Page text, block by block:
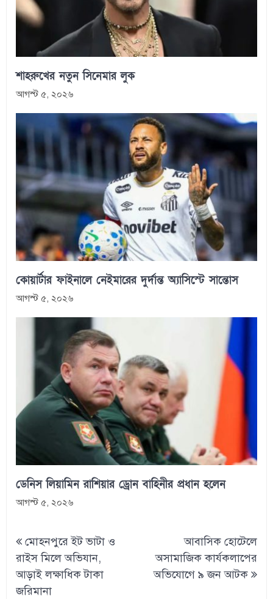
শাহরুখের নতুন সিনেমার লুক
আগস্ট ৫, ২০২৬
কোয়ার্টার ফাইনালে নেইমারের দুর্দান্ত অ্যাসিস্টে সান্তোস
আগস্ট ৫, ২০২৬
ডেনিস লিয়ামিন রাশিয়ার ড্রোন বাহিনীর প্রধান হলেন
আগস্ট ৫, ২০২৬
navigation
মোহনপুরে ইট ভাটা ও
রাইস মিলে অভিযান,
আড়াই লক্ষাধিক টাকা
জরিমানা
আবাসিক হোটেলে
অসামাজিক কার্যকলাপের
অভিযোগে ৯ জন আটক